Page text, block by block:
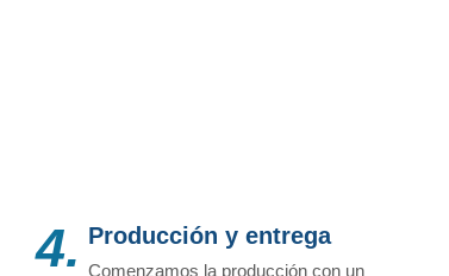
4. Producción y entrega
Comenzamos la producción con un